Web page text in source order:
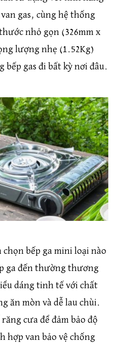
gas, cùng hệ thống
nhỏ gọn (326mm x
lượng nhẹ (1.52Kg)
bếp gas đi bất kỳ nơi đâu.
chọn bếp ga mini loại nào
ga đến thường thương
dáng tinh tế với chất
ăn mòn và dễ lau chùi.
cưa để đảm bảo độ
hợp van bảo vệ chống